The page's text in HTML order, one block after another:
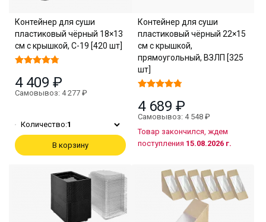
Контейнер для суши
пластиковый чёрный 18×13
см с крышкой, С-19 [420 шт]
4 409 ₽
Самовывоз: 4 277 ₽
Количество:1
В корзину
Контейнер для суши
пластиковый чёрный 22×15
см с крышкой,
прямоугольный, ВЗЛП [325
шт]
4 689 ₽
Самовывоз: 4 548 ₽
Товар закончился, ждем
поступления 15.08.2026 г.